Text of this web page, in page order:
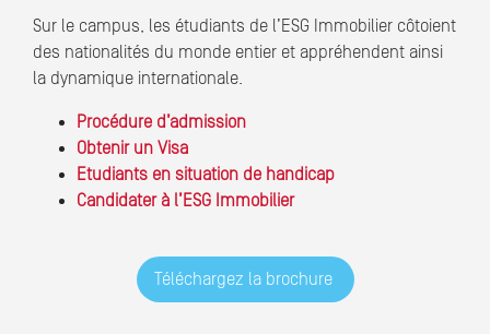
Sur le campus, les étudiants de l’ESG Immobilier côtoient
des nationalités du monde entier et appréhendent ainsi
la dynamique internationale.
Procédure d’admission
Obtenir un Visa
Etudiants en situation de handicap
Candidater à l’ESG Immobilier
Téléchargez la brochure